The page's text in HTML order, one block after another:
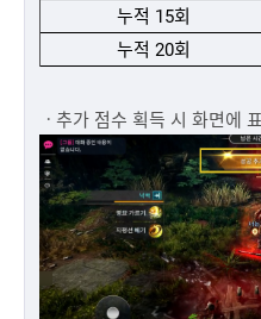
누적 15회
누적 20회
ㆍ추가 점수 획득 시 화면에